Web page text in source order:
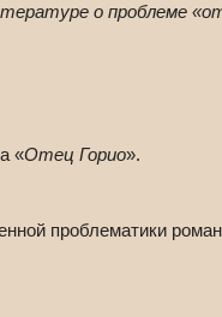
о проблеме
«Отец Горио».
проблематики